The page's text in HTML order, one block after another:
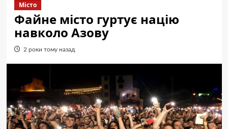
Місто
Файне місто гуртує націю
навколо Азову
2 роки тому назад